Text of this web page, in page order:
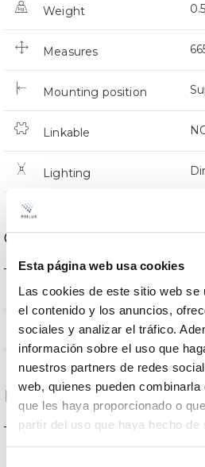
Esta página web usa cookies
Las cookies de este sitio web se
el contenido y los anuncios,
sociales y analizar el tráfico.
información sobre el uso que
nuestros partners de redes
web, quienes pueden
que les haya proporcionado o
partir del uso que haya hecho
Weight
Measures
Mounting position
Linkable
Lighting
Optical data
Colour temperature
CRI Colour rendering index
Housing and Finish